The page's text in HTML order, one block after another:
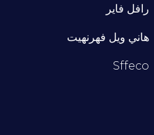
رافل فاير
هاني ويل فهرنهيت
Sffeco